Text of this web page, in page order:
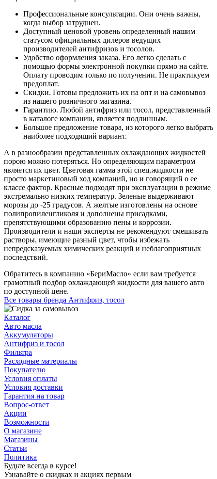
Профессиональные консультации. Они очень важны,
когда выбор затруднен.
Доступный ценовой уровень определенный нашим
статусом официальных дилеров ведущих
производителей антифризов и тосолов.
Удобство оформления заказа. Его легко сделать с
помощью формы электронной покупки прямо на сайте.
Оплату проводим только по получении. Не практикуем
предоплат.
Скидки. Готовы предложить их на опт и на самовывоз
из нашего розничного магазина.
Гарантию. Любой антифриз или тосол, представленный
в каталоге компании, является подлинным.
Большое предложение товара, из которого легко выбрать
наиболее подходящий вариант.
А в разнообразии представленных охлаждающих жидкостей
порою можно потеряться. Но определяющим параметром
является их цвет. Цветовая гамма этой спец.жидкости не
просто маркетиновый ход компаний, но и говорящий о ее
классе фактор. Красные подходят при эксплуатации в режиме
экстремально низких температур. Зеленые выдерживают
морозы до -25 градусов. А желтые изготовлены на основе
полипропиленгликоля и дополнены присадками,
препятствующими образованию пены и коррозии.
Производители и наши эксперты не рекомендуют смешивать
растворы, имеющие разный цвет, чтобы избежать
непредсказуемых химических реакций и неблагоприятных
последствий.
Обратитесь в компанию «БериМасло» если вам требуется
грамотный подбор охлаждающей жидкости для вашего авто
по доступной цене.
Все товары бренда Антифриз, тосол
Каталог
Авто масла
Аккумуляторы
Антифриз и тосол
Фильтра
Расходные материалы
Покупателю
Условия оплаты
Условия доставки
Гарантия на товар
Вопрос-ответ
Акции
Возможности
О магазине
Магазины
Статьи
Политика
Будьте всегда в курсе!
Узнавайте о скидках и акциях первым